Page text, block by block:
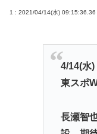
タイ人12歳少女
高橋名人「左
【悲報】高市
表現削除www
【🧟】「ゾン
1 : 2021/04/14(水) 09:15:36.36
4/14(水)
東スポ
長瀬智